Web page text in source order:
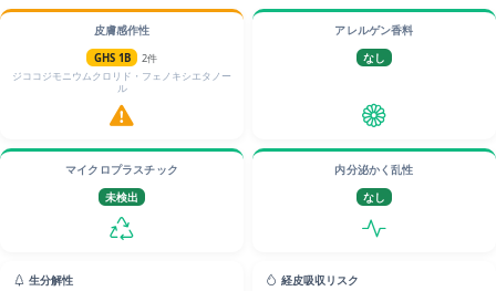
皮膚感作性
GHS 1B
2件
ジココジモニウムクロリド・フェノキシエタノー
ル
アレルゲン香料
なし
マイクロプラスチック
未検出
内分泌かく乱性
なし
生分解性 経皮吸収リスク